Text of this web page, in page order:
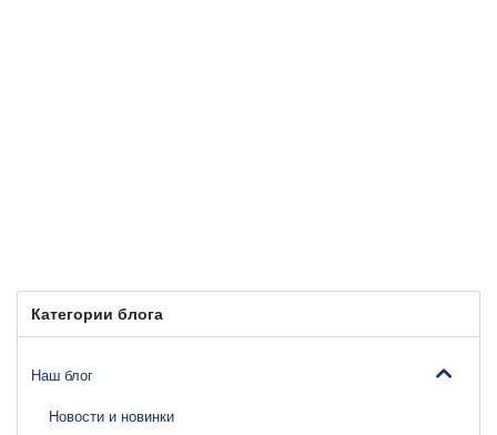
Категории блога
Наш блог
Новости и новинки